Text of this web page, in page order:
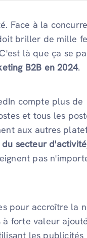
Face à la
briller de mille
là que ça se
B2B en 2024.
compte plus de
et tous les
aux autres
secteur
pas
pour accroître la
forte valeur
les publicités